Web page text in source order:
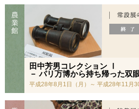
田中芳男コレクション Ⅰ
－ パリ万博から持ち帰った双
平成28年8月1日（月）～ 平成28年11月